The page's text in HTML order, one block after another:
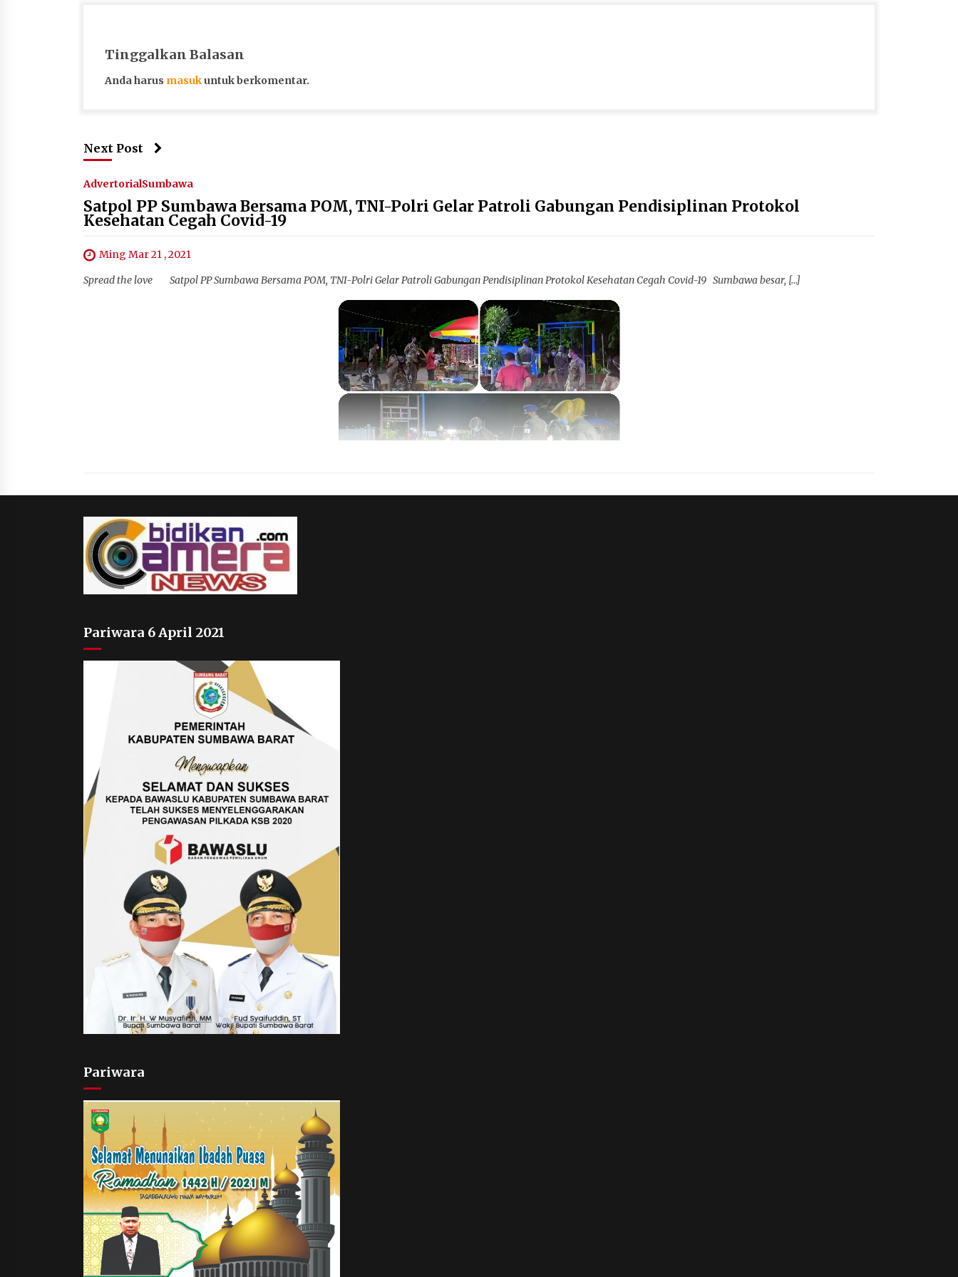
Tinggalkan Balasan
Anda harus masukuntuk berkomentar.
Next Post
AdvertorialSumbawa
Satpol PP Sumbawa Bersama POM, TNI-Polri Gelar Patroli Gabungan Pendisiplinan Protokol
Kesehatan Cegah Covid-19
Ming Mar 21 , 2021
Spread the love Satpol PP Sumbawa Bersama POM, TNI-Polri Gelar Patroli Gabungan Pendisiplinan Protokol Kesehatan Cegah Covid-19 Sumbawa besar, […]
Pariwara 6 April 2021
Pariwara